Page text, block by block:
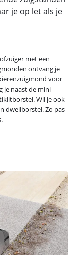
je op let als je
met een
ontvang je
voor
je naast de mini
Wil je ook
dweilborstel. Zo pas